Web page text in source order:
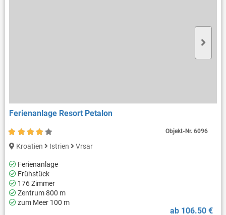
Ferienanlage Resort Petalon
Kroatien Istrien Vrsar
Ferienanlage
Frühstück
176 Zimmer
Zentrum 800 m
zum Meer 100 m
ab 106.50 €
Objekt-Nr.6096